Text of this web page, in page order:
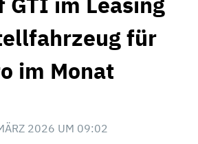
für
im Monat
2026 UM 09:02